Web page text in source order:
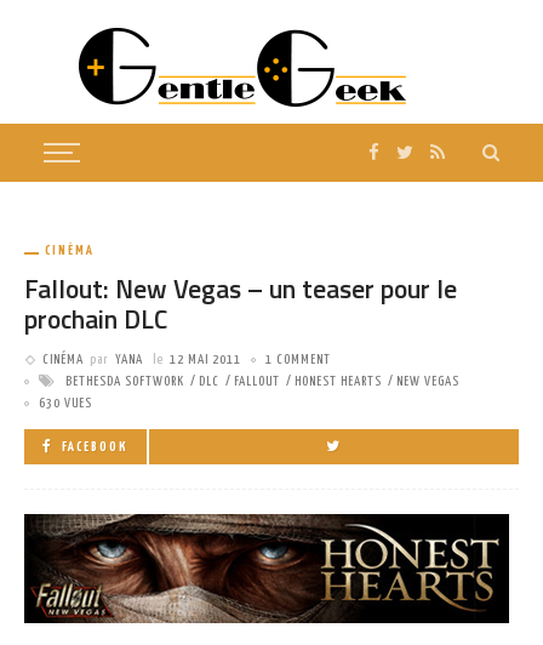
CINÉMA
Fallout: New Vegas – un teaser pour le
prochain DLC
CINÉMA par YANA le 12 MAI 2011
1 COMMENT
BETHESDA SOFTWORK
DLC FALLOUT HONEST HEARTS
NEW VEGAS
630 VUES
FACEBOOK